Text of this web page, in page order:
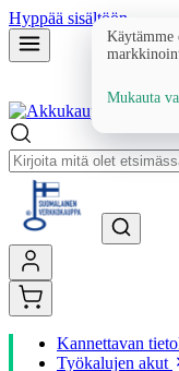
Hyppää sisältöön
Kannettavan
Työkalujen akut
Käytämme
Mukauta